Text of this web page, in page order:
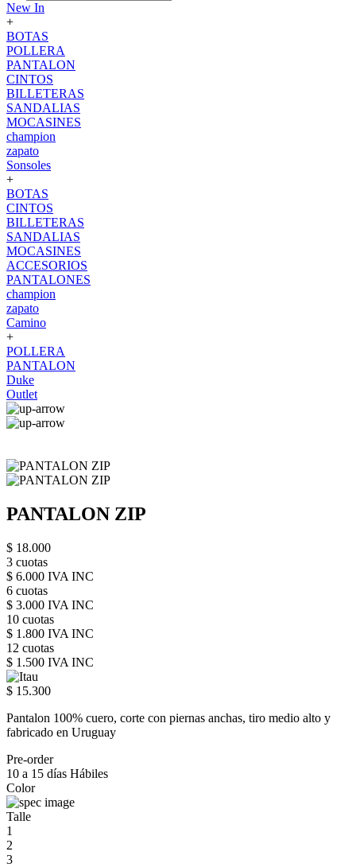
New In
+
BOTAS
POLLERA
PANTALON
CINTOS
BILLETERAS
SANDALIAS
MOCASINES
champion
zapato
Sonsoles
+
BOTAS
CINTOS
BILLETERAS
SANDALIAS
MOCASINES
ACCESORIOS
PANTALONES
champion
zapato
Camino
+
POLLERA
PANTALON
Duke
Outlet
PANTALON ZIP
$ 18.000
3 cuotas
$ 6.000 IVA INC
6 cuotas
$ 3.000 IVA INC
10 cuotas
$ 1.800 IVA INC
12 cuotas
$ 1.500 IVA INC
$ 15.300
Pantalon 100% cuero, corte con piernas anchas, tiro medio alto y
fabricado en Uruguay
Pre-order
10 a 15 días Hábiles
Color
Talle
1
2
3